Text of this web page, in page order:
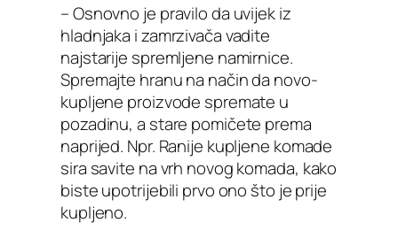
– Osnovno je pravilo da uvijek iz
hladnjaka i zamrzivača vadite
najstarije spremljene namirnice.
Spremajte hranu na način da novo-
kupljene proizvode spremate u
pozadinu, a stare pomičete prema
naprijed. Npr. Ranije kupljene komade
sira savite na vrh novog komada, kako
biste upotrijebili prvo ono što je prije
kupljeno.